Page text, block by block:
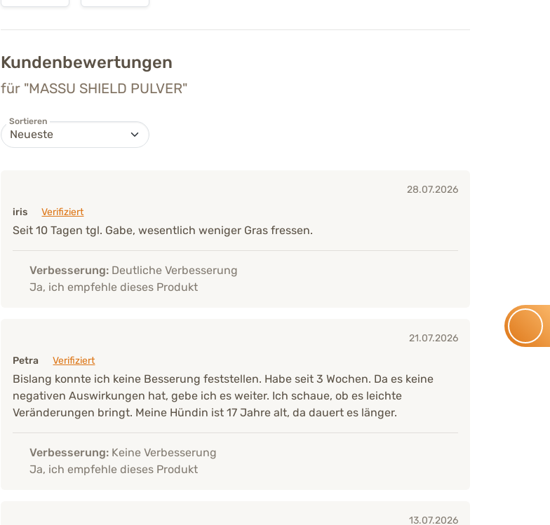
Kundenbewertungen
für "MASSU SHIELD PULVER"
Sortieren
28.07.2026
iris
Verifiziert
Seit 10 Tagen tgl. Gabe, wesentlich weniger Gras fressen.
Verbesserung:Deutliche Verbesserung
Ja, ich empfehle dieses Produkt
21.07.2026
Petra
Verifiziert
Bislang konnte ich keine Besserung feststellen. Habe seit 3 Wochen. Da es keine
negativen Auswirkungen hat, gebe ich es weiter. Ich schaue, ob es leichte
Veränderungen bringt. Meine Hündin ist 17 Jahre alt, da dauert es länger.
Verbesserung:Keine Verbesserung
Ja, ich empfehle dieses Produkt
13.07.2026